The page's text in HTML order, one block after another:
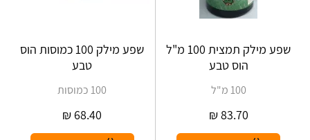
שפע מילק תמצית 100 מ"ל
הוס טבע
100 מ"ל
83.70
₪
שפע מילק 100 כמוסות הוס
טבע
100 כמוסות
68.40
₪